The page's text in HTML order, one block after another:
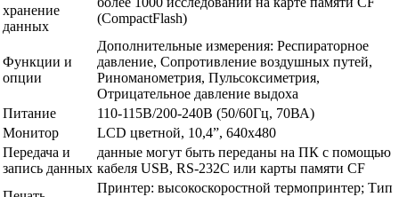
хранение
данных
(CompactFlash)
Функции и
опции
Дополнительные измерения: Респираторное
давление, Сопротивление воздушных путей,
Риноманометрия, Пульсоксиметрия,
Отрицательное давление выдоха
Питание
110-115В/200-240В (50/60Гц, 70ВА)
Монитор
LCD цветной, 10,4”, 640х480
Передача и
запись данных
данные могут быть переданы на ПК с помощью
кабеля USB, RS-232C или карты памяти CF
Принтер: высокоскоростной термопринтер; Тип